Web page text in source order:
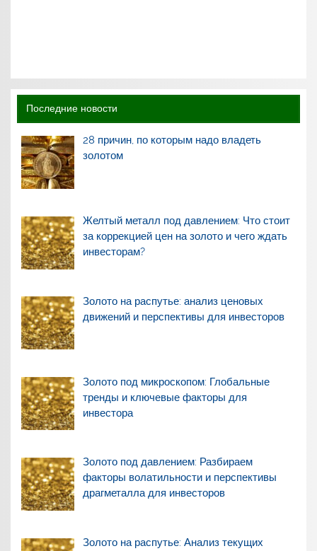
Последние новости
28 причин, по которым надо владеть
золотом
Желтый металл под давлением: Что стоит
за коррекцией цен на золото и чего ждать
инвесторам?
Золото на распутье: анализ ценовых
движений и перспективы для инвесторов
Золото под микроскопом: Глобальные
тренды и ключевые факторы для
инвестора
Золото под давлением: Разбираем
факторы волатильности и перспективы
драгметалла для инвесторов
Золото на распутье: Анализ текущих